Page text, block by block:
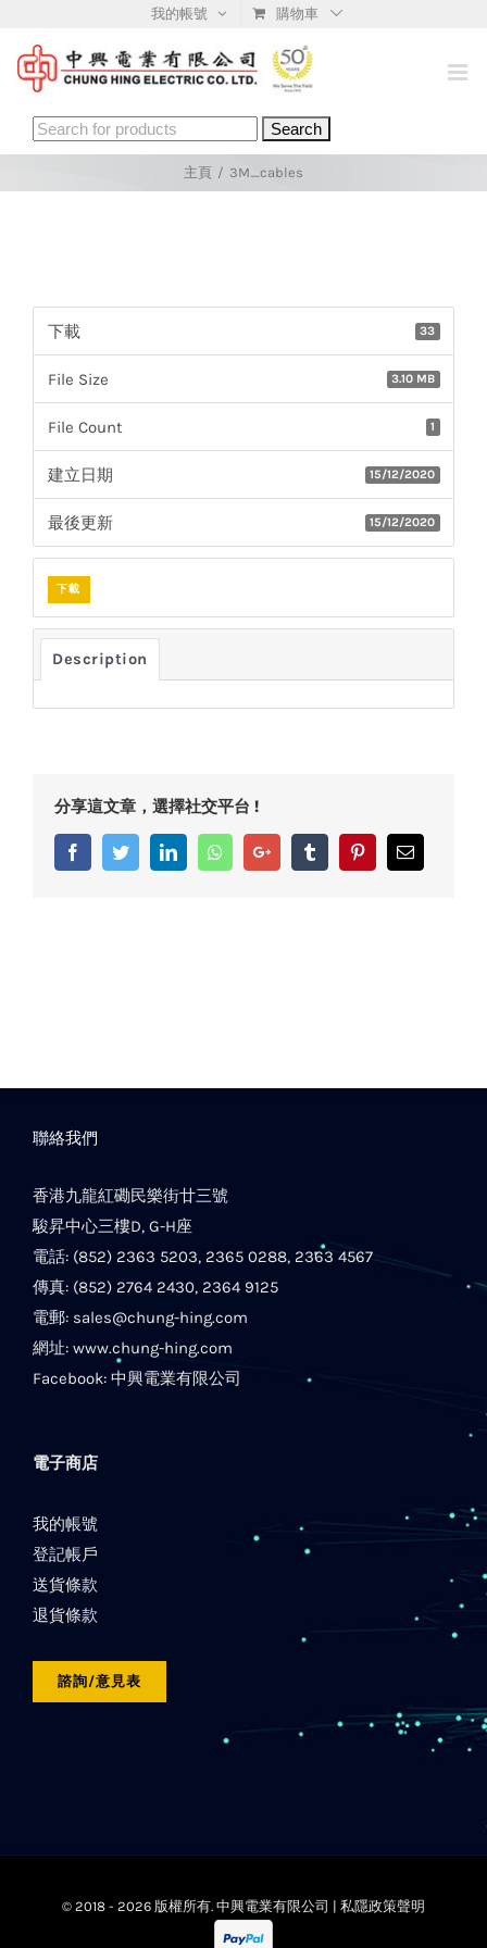
content
我的帳號 購物車
Search
for:
主頁 / 3M_cables
下載 33
File Size 3.10 MB
File Count 1
建立日期 15/12/2020
最後更新 15/12/2020
下載
Description
分享這文章，選擇社交平台 !
FacebookTwitterLinkedInWhatsappGoogle+ Tumblr PinterestEmail
聯絡我們
香港九龍紅磡民樂街廿三號
駿昇中心三樓D, G-H座
電話: (852) 2363 5203, 2365 0288, 2363 4567
傳真: (852) 2764 2430, 2364 9125
電郵: sales@chung-hing.com
網址: www.chung-hing.com
Facebook: 中興電業有限公司
電子商店
我的帳號
登記帳戶
送貨條款
退貨條款
諮詢/意見表
© 2018 - 2026 版權所有. 中興電業有限公司 | 私隱政策聲明